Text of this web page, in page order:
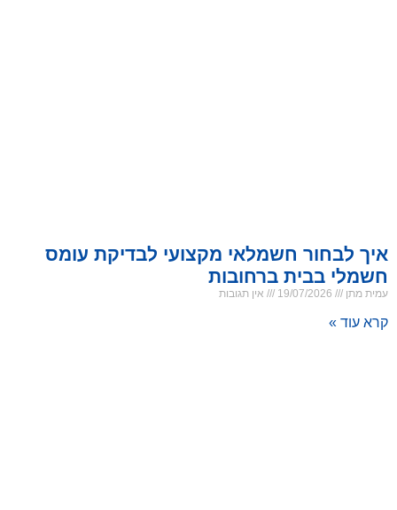
איך לבחור חשמלאי מקצועי לבדיקת עומס
חשמלי בבית ברחובות
עמית מתן אין תגובות
קרא עוד »